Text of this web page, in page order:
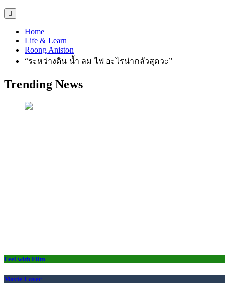
Home
Life & Learn
Roong Aniston
“ระหว่างดิน น้ำ ลม ไฟ อะไรน่ากลัวสุดวะ”
Trending News
Feel with Film
Movie Lover